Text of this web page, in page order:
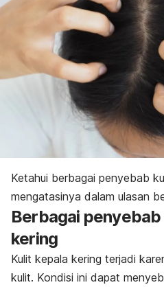
Ketahui berbagai penyebab
mengatasinya dalam ulasan
Berbagai
kering
Kulit kepala kering terjadi
kulit. Kondisi ini dapat